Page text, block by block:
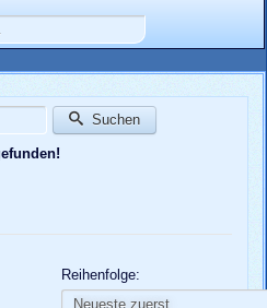
Suchen
Reihenfolge: